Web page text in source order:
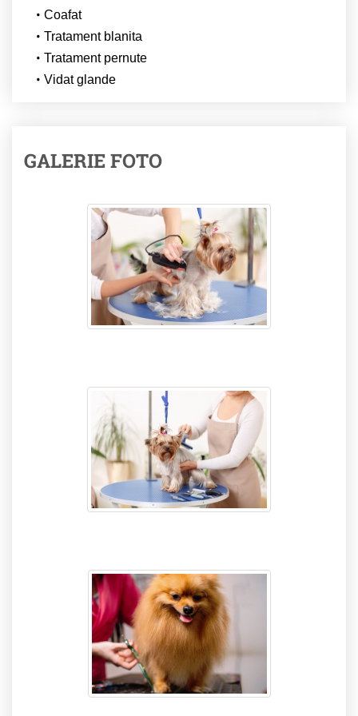
Coafat
Tratament blanita
Tratament pernute
Vidat glande
GALERIE FOTO